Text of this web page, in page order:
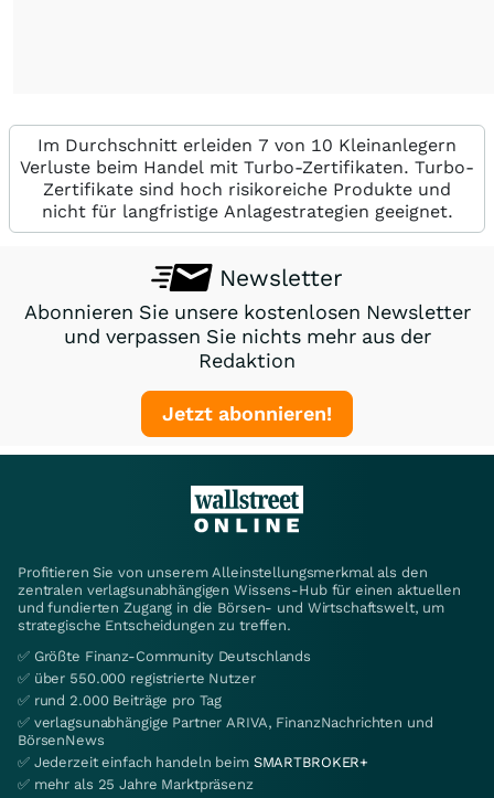
Im Durchschnitt erleiden 7 von 10 Kleinanlegern
Verluste beim Handel mit Turbo-Zertifikaten. Turbo-
Zertifikate sind hoch risikoreiche Produkte und
nicht für langfristige Anlagestrategien geeignet.
Newsletter
Abonnieren Sie unsere kostenlosen Newsletter
und verpassen Sie nichts mehr aus der
Redaktion
Jetzt abonnieren!
Profitieren Sie von unserem Alleinstellungsmerkmal als den
zentralen verlagsunabhängigen Wissens-Hub für einen aktuellen
und fundierten Zugang in die Börsen- und Wirtschaftswelt, um
strategische Entscheidungen zu treffen.
✅ Größte Finanz-Community Deutschlands
✅ über 550.000 registrierte Nutzer
✅ rund 2.000 Beiträge pro Tag
✅ verlagsunabhängige Partner ARIVA, FinanzNachrichten und
BörsenNews
✅ Jederzeit einfach handeln beim SMARTBROKER+
✅ mehr als 25 Jahre Marktpräsenz